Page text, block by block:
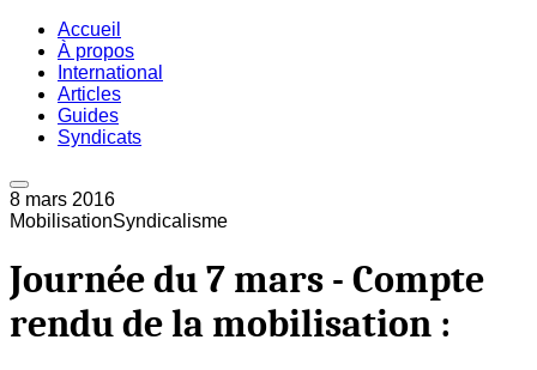
Accueil
À propos
International
Articles
Guides
Syndicats
8 mars 2016
MobilisationSyndicalisme
Journée du 7 mars - Compte
rendu de la mobilisation :